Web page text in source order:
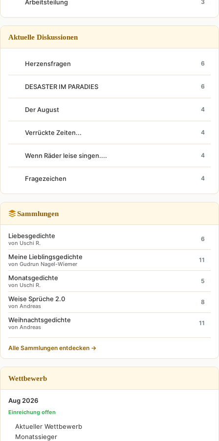
Arbeitsteilung 3
Aktuelle Diskussionen
Herzensfragen 6
DESASTER IM PARADIES 6
Der August 4
Verrückte Zeiten... 4
Wenn Räder leise singen.... 4
Fragezeichen 4
Sammlungen
Liebesgedichte
von Uschi R.
6
Meine Lieblingsgedichte
von Gudrun Nagel-Wiemer
11
Monatsgedichte
von Uschi R.
5
Weise Sprüche 2.0
von Andreas
8
Weihnachtsgedichte
von Andreas
11
Alle Sammlungen entdecken →
Wettbewerb
Aug 2026
Einreichung offen
Aktueller Wettbewerb
Monatssieger